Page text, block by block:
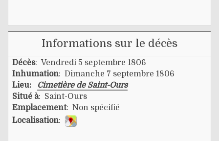
Informations sur le décès
Décès: Vendredi 5 septembre 1806
Inhumation: Dimanche 7 septembre 1806
Lieu:
Cimetière de Saint-Ours
Situé à: Saint-Ours
Emplacement: Non spécifié
Localisation: